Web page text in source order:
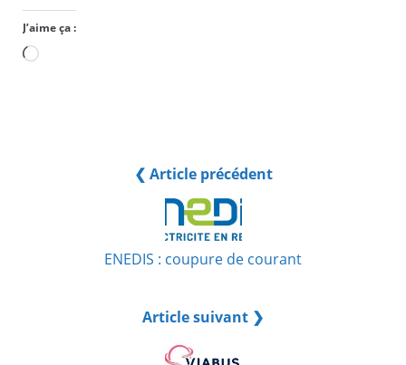
J’aime ça :
Chargement…
❮ Article précédent
ENEDIS : coupure de courant
Article suivant ❯